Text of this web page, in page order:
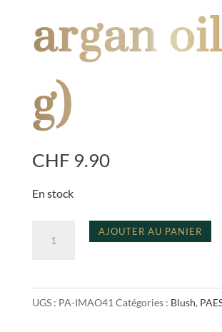
argan
g)
CHF 9.90
En stock
with
argan
AJOUTER AU PANIER
e
r
UGS : PA-IMAO41 Catégories : Blush,